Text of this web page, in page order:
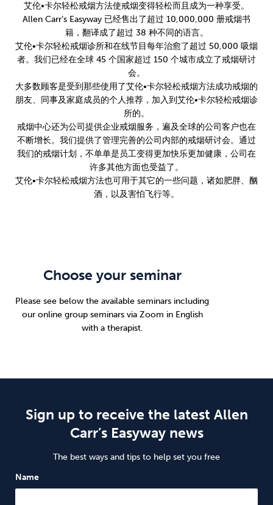
艾伦•卡尔轻松戒烟方法使戒烟变得轻松而且成为一种享受。
Allen Carr’s Easyway 已经售出了超过 10,000,000 册戒烟书
籍，翻译成了超过 38 种不同的语言。
艾伦•卡尔轻松戒烟诊所和在线节目每年治愈了超过 50,000 吸烟
者。我们已经在全球 45 个国家超过 150 个城市成立了戒烟研讨
会。
大多数顾客是受到那些使用了艾伦•卡尔轻松戒烟方法成功戒烟的
朋友、同事及家庭成员的个人推荐，加入到艾伦•卡尔轻松戒烟诊
所的。
戒烟中心还为公司提供企业戒烟服务，遍及全球的公司客户也在
不断增长。我们提供了管理完善的公司内部的戒烟研讨会。通过
我们的戒烟计划，不单单是员工变得更加快乐更加健康，公司在
许多其他方面也受益了。
艾伦•卡尔轻松戒烟方法也可用于其它的一些问题，诸如肥胖、酗
酒，以及害怕飞行等。
Choose your seminar
Please see below the available seminars including
our online group seminars via Zoom in English
with a therapist.
Sign up to receive the latest Allen
Carr’s Easyway news
The best ways and tips to help set you free
Name